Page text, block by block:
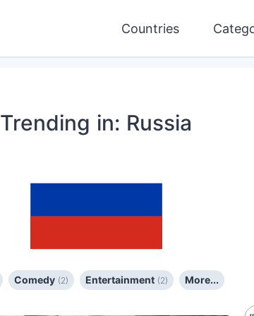
Countries
Trending in: Russia
Comedy (2) Entertainment (2) More...